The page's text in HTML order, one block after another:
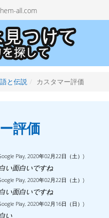
all.com
と伝説 カスタマー評価
評価
Play, 2020年02月22日（土）)
い面白いですね
Play, 2020年02月22日（土）)
い面白いですね
Play, 2020年02月16日（日）)
い